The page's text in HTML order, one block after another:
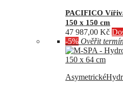
PACIFICO
150 x 150 cm
47 987,00 Kč
-5% Ověřit
Asymetrické